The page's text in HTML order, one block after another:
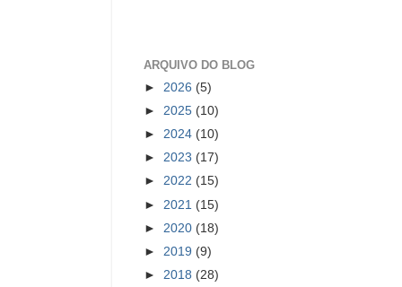
ARQUIVO DO BLOG
► 2026 (5)
► 2025 (10)
► 2024 (10)
► 2023 (17)
► 2022 (15)
► 2021 (15)
► 2020 (18)
► 2019 (9)
► 2018 (28)